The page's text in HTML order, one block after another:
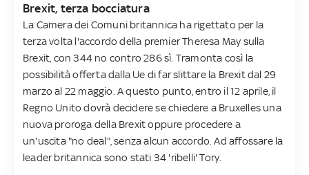
Brexit, terza bocciatura
La Camera dei Comuni britannica ha rigettato per la
terza volta l'accordo della premier Theresa May sulla
Brexit, con 344 no contro 286 sì. Tramonta così la
possibilità offerta dalla Ue di far slittare la Brexit dal 29
marzo al 22 maggio. A questo punto, entro il 12 aprile, il
Regno Unito dovrà decidere se chiedere a Bruxelles una
nuova proroga della Brexit oppure procedere a
un'uscita "no deal", senza alcun accordo. Ad affossare la
leader britannica sono stati 34 'ribelli' Tory.